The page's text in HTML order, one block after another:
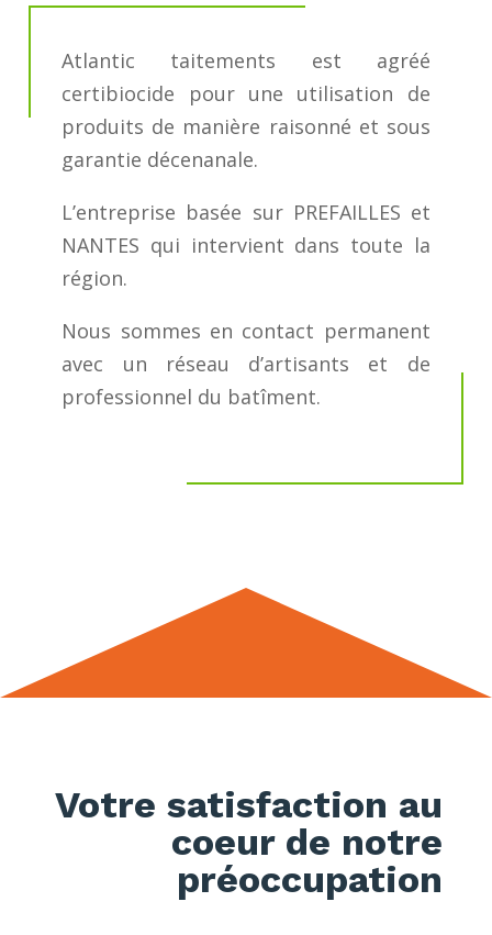
Atlantic taitements est agréé
certibiocide pour une utilisation de
produits de manière raisonné et sous
garantie décenanale.
L’entreprise basée sur PREFAILLES et
NANTES qui intervient dans toute la
région.
Nous sommes en contact permanent
avec un réseau d’artisants et de
professionnel du batîment.
Votre satisfaction au
coeur de notre
préoccupation